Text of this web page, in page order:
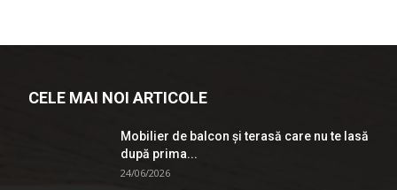
CELE MAI NOI ARTICOLE
Mobilier de balcon și terasă care nu te lasă
după prima...
24/06/2026